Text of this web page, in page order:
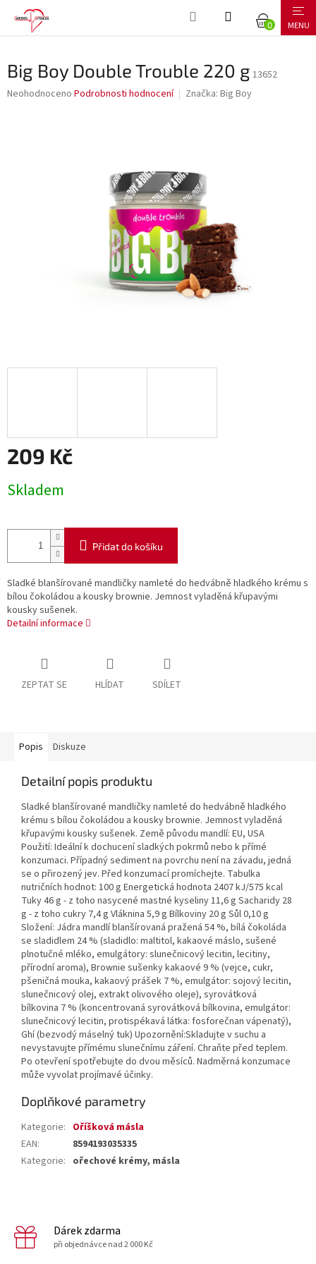
NÁKUPNÍ
Big Boy Double Trouble 220 g 13652
Průměrné
Neohodnoceno Podrobnosti hodnocení Značka: Big Boy
209 Kč
cena:
Skladem
Přidat do košíku
Sladké blanšírované mandličky namleté do hedvábně hladkého krému s
bílou čokoládou a kousky brownie. Jemnost vyladěná křupavými
kousky sušenek.
Detailní informace
ZEPTAT SE HLÍDAT SDÍLET
Popis Diskuze
Detailní popis produktu
Sladké blanšírované mandličky namleté do hedvábně hladkého
krému s bílou čokoládou a kousky brownie. Jemnost vyladěná
křupavými kousky sušenek. Země původu mandlí: EU, USA
Použití: Ideální k dochucení sladkých pokrmů nebo k přímé
konzumaci. Případný sediment na povrchu není na závadu, jedná
se o přirozený jev. Před konzumací promíchejte. Tabulka
nutričních hodnot: 100 g Energetická hodnota 2407 kJ/575 kcal
Tuky 46 g - z toho nasycené mastné kyseliny 11,6 g Sacharidy 28
g - z toho cukry 7,4 g Vláknina 5,9 g Bílkoviny 20 g Sůl 0,10 g
Složení: Jádra mandlí blanšírovaná pražená 54 %, bílá čokoláda
se sladidlem 24 % (sladidlo: maltitol, kakaové máslo, sušené
plnotučné mléko, emulgátory: slunečnicový lecitin, lecitiny,
přírodní aroma), Brownie sušenky kakaové 9 % (vejce, cukr,
pšeničná mouka, kakaový prášek 7 %, emulgátor: sojový lecitin,
slunečnicový olej, extrakt olivového oleje), syrovátková
bílkovina 7 % (koncentrovaná syrovátková bílkovina, emulgátor:
slunečnicový lecitin, protispékavá látka: fosforečnan vápenatý),
Ghí (bezvodý máselný tuk) Upozornění:Skladujte v suchu a
nevystavujte přímému slunečnímu záření. Chraňte před teplem.
Po otevření spotřebujte do dvou měsíců. Nadměrná konzumace
může vyvolat projímavé účinky.
Doplňkové parametry
Kategorie: Oříšková másla
EAN:
8594193035335
Kategorie: ořechové krémy, másla
Dárek zdarma
při objednávce nad 2 000 Kč